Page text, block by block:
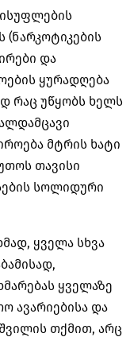
(ნარკოტიკების
და
ყურადღება
რაც უწყობს ხელს
მტრის ხატი
თავისი
სოლიდური
ყველა სხვა
ყველაზე
ავარიებისა და
თქმით, არც